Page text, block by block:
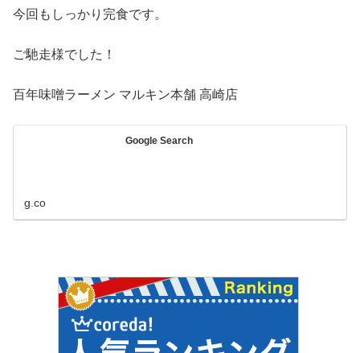
今回もしっかり完食です。
ご馳走様でした！
百年味噌ラーメン マルキン本舗 高崎店
Google Search
g.co